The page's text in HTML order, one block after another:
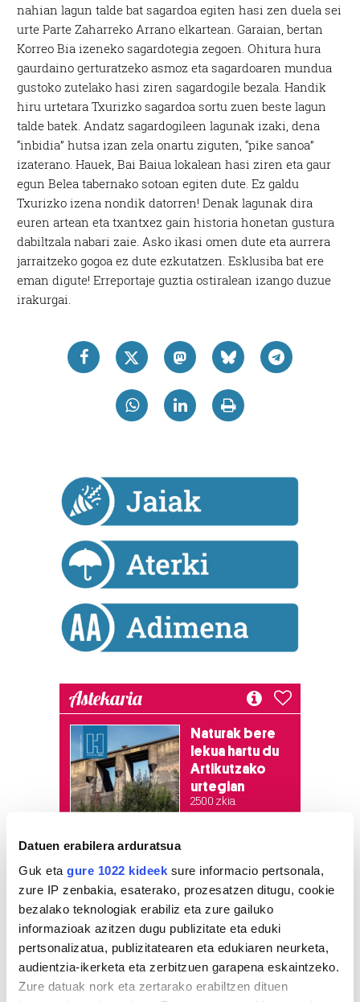
Datuen erabilera arduratsua
Guk eta gure 1022 kideek sure informacio pertsonala,
zure IP zenbakia, esaterako, prozesatzen ditugu, cookie
bezalako teknologiak erabiliz eta zure gailuko
informazioak azitzen dugu publizitate eta eduki
pertsonalizatua, publizitatearen eta edukiaren neurketa,
audientzia-ikerketa eta zerbitzuen garapena eskaintzeko.
Zure datuak nork eta zertarako erabiltzen dituen
nahian lagun talde bat sagardoa egiten hasi zen duela sei
urte Parte Zaharreko Arrano elkartean. Garaian, bertan
Korreo Bia izeneko sagardotegia zegoen. Ohitura hura
gaurdaino gerturatzeko asmoz eta sagardoaren mundua
gustoko zutelako hasi ziren sagardogile bezala. Handik
hiru urtetara Txurizko sagardoa sortu zuen beste lagun
talde batek. Andatz sagardogileen lagunak izaki, dena
“inbidia” hutsa izan zela onartu ziguten, “pike sanoa”
izaterano. Hauek, Bai Baiua lokalean hasi ziren eta gaur
egun Belea tabernako sotoan egiten dute. Ez galdu
Txurizko izena nondik datorren! Denak lagunak dira
euren artean eta txantxez gain historia honetan gustura
dabiltzala nabari zaie. Asko ikasi omen dute eta aurrera
jarraitzeko gogoa ez dute ezkutatzen. Esklusiba bat ere
eman digute! Erreportaje guztia ostiralean izango duzue
irakurgai.
Astekaria
Naturak bere
lekua hartu du
Artikutzako
urtegian
2.500 zkia.
Azken egunetako irakurrienak
1
Hizkuntza ere, kontsumo
irizpide